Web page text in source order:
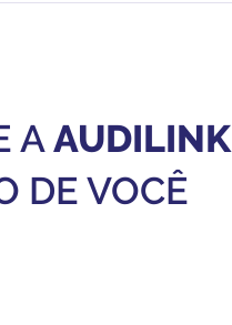
AAUDILINK
DE VOCÊ